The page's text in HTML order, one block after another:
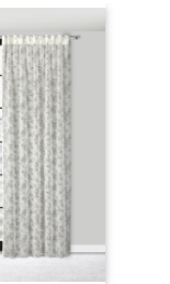
w stylu